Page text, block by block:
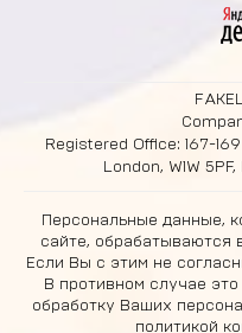
Registered Office: 167-
London, W1W
Персональные данные,
сайте, обрабатываются
Если Вы с этим не
В противном случае
обработку Ваших
политикой